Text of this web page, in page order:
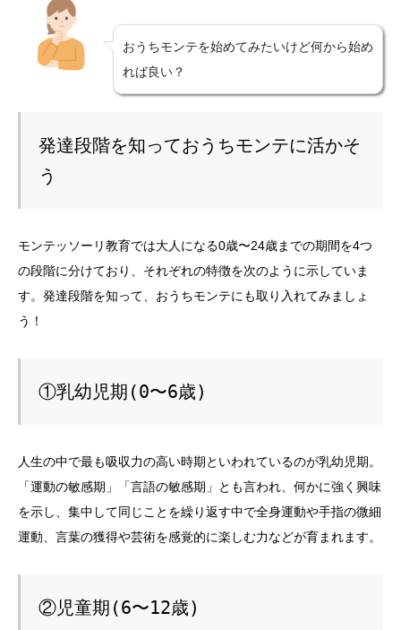
おうちモンテを始めてみたいけど何から始め
れば良い？
発達段階を知っておうちモンテに活かそ
う
モンテッソーリ教育では大人になる0歳〜24歳までの期間を4つ
の段階に分けており、それぞれの特徴を次のように示していま
す。発達段階を知って、おうちモンテにも取り入れてみましょ
う！
①乳幼児期(0〜6歳)
人生の中で最も吸収力の高い時期といわれているのが乳幼児期。
「運動の敏感期」「言語の敏感期」とも言われ、何かに強く興味
を示し、集中して同じことを繰り返す中で全身運動や手指の微細
運動、言葉の獲得や芸術を感覚的に楽しむ力などが育まれます。
②児童期(6〜12歳)